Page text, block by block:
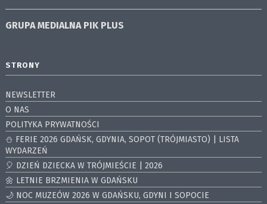
GRUPA MEDIALNA PIK PLUS
STRONY
NEWSLETTER
O NAS
POLITYKA PRYWATNOŚCI
⛄️ FERIE 2026 GDAŃSK, GDYNIA, SOPOT (TRÓJMIASTO) | LISTA
WYDARZEŃ
🎈 DZIEŃ DZIECKA W TRÓJMIEŚCIE | 2026
🌼 LETNIE BRZMIENIA W GDAŃSKU
🌙 NOC MUZEÓW 2026 W GDAŃSKU, GDYNI I SOPOCIE